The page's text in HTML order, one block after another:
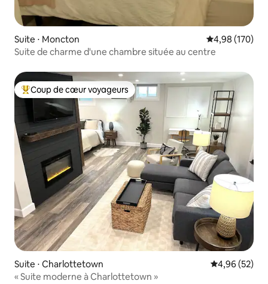
Suite ⋅ Moncton Évaluation
4,98 (170)
Suite de charme d'une chambre située au centre
Coups de cœur voyageurs les plus appréciés
Coup de cœur voyageurs
Suite ⋅ Charlottetown Évaluation
4,96 (52)
« Suite moderne à Charlottetown »